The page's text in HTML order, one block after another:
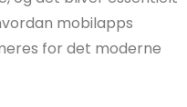
mobilapps
for det moderne